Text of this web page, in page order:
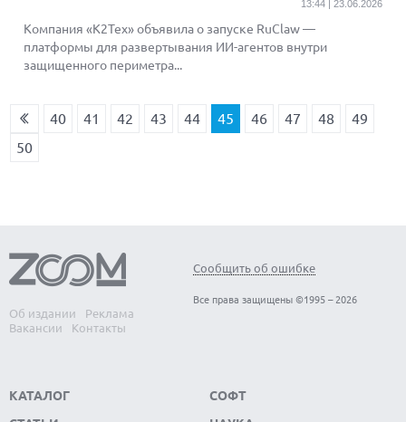
13:44 | 23.06.2026
Компания «К2Тех» объявила о запуске RuClaw —
платформы для развертывания ИИ-агентов внутри
защищенного периметра...
40 41 42 43 44 45 46 47 48
49
50
Об издании
Реклама
Вакансии
Контакты
Сообщить об ошибке
Все права защищены ©1995 – 2026
КАТАЛОГ
СОФТ